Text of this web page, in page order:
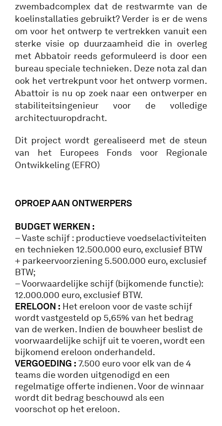
zwembadcomplex dat de restwarmte van de
koelinstallaties gebruikt? Verder is er de wens
om voor het ontwerp te vertrekken vanuit een
sterke visie op duurzaamheid die in overleg
met Abbatoir reeds geformuleerd is door een
bureau speciale technieken. Deze nota zal dan
ook het vertrekpunt voor het ontwerp vormen.
Abattoir is nu op zoek naar een ontwerper en
stabiliteitsingenieur voor de volledige
architectuuropdracht.
Dit project wordt gerealiseerd met de steun
van het Europees Fonds voor Regionale
Ontwikkeling (EFRO)
OPROEP AAN ONTWERPERS
BUDGET WERKEN :
– Vaste schijf : productieve voedselactiviteiten
en technieken 12.500.000 euro, exclusief BTW
+ parkeervoorziening 5.500.000 euro, exclusief
BTW;
– Voorwaardelijke schijf (bijkomende functie):
12.000.000 euro, exclusief BTW.
ERELOON : Het ereloon voor de vaste schijf
wordt vastgesteld op 5,65% van het bedrag
van de werken. Indien de bouwheer beslist de
voorwaardelijke schijf uit te voeren, wordt een
bijkomend ereloon onderhandeld.
VERGOEDING : 7.500 euro voor elk van de 4
teams die worden uitgenodigd en een
regelmatige offerte indienen. Voor de winnaar
wordt dit bedrag beschouwd als een
voorschot op het ereloon.